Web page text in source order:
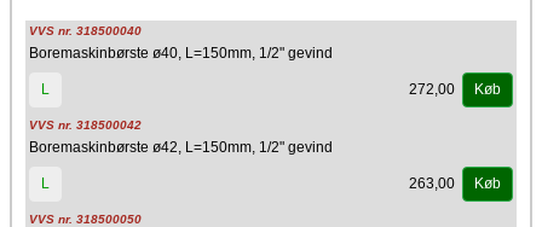
Bormaskine børster bør kun bruges i en afkølet kedel
VVS nr. 318500040
Boremaskinbørste ø40, L=150mm, 1/2" gevind
L 272,00 Køb
VVS nr. 318500042
Boremaskinbørste ø42, L=150mm, 1/2" gevind
L 263,00 Køb
VVS nr. 318500050